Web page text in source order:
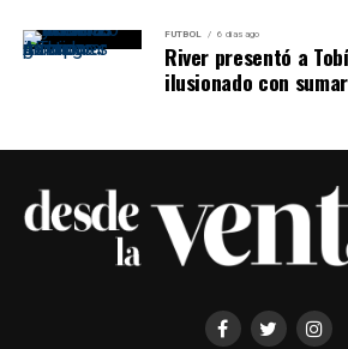
FUTBOL 6 días ago
River presentó a
ilusionado con